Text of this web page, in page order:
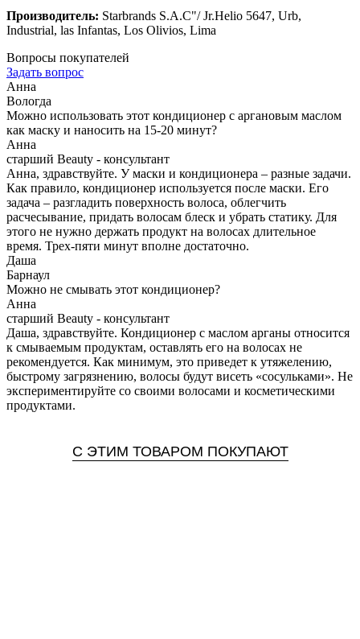
Производитель: Starbrands S.A.C"/ Jr.Helio 5647, Urb,
Industrial, las Infantas, Los Olivios, Lima
Вопросы покупателей
Задать вопрос
Анна
Вологда
Можно использовать этот кондиционер с аргановым маслом
как маску и наносить на 15-20 минут?
Анна
старший Beauty - консультант
Анна, здравствуйте. У маски и кондиционера – разные задачи.
Как правило, кондиционер используется после маски. Его
задача – разгладить поверхность волоса, облегчить
расчесывание, придать волосам блеск и убрать статику. Для
этого не нужно держать продукт на волосах длительное
время. Трех-пяти минут вполне достаточно.
Даша
Барнаул
Можно не смывать этот кондиционер?
Анна
старший Beauty - консультант
Даша, здравствуйте. Кондиционер с маслом арганы относится
к смываемым продуктам, оставлять его на волосах не
рекомендуется. Как минимум, это приведет к утяжелению,
быстрому загрязнению, волосы будут висеть «сосульками». Не
экспериментируйте со своими волосами и косметическими
продуктами.
С ЭТИМ ТОВАРОМ ПОКУПАЮТ